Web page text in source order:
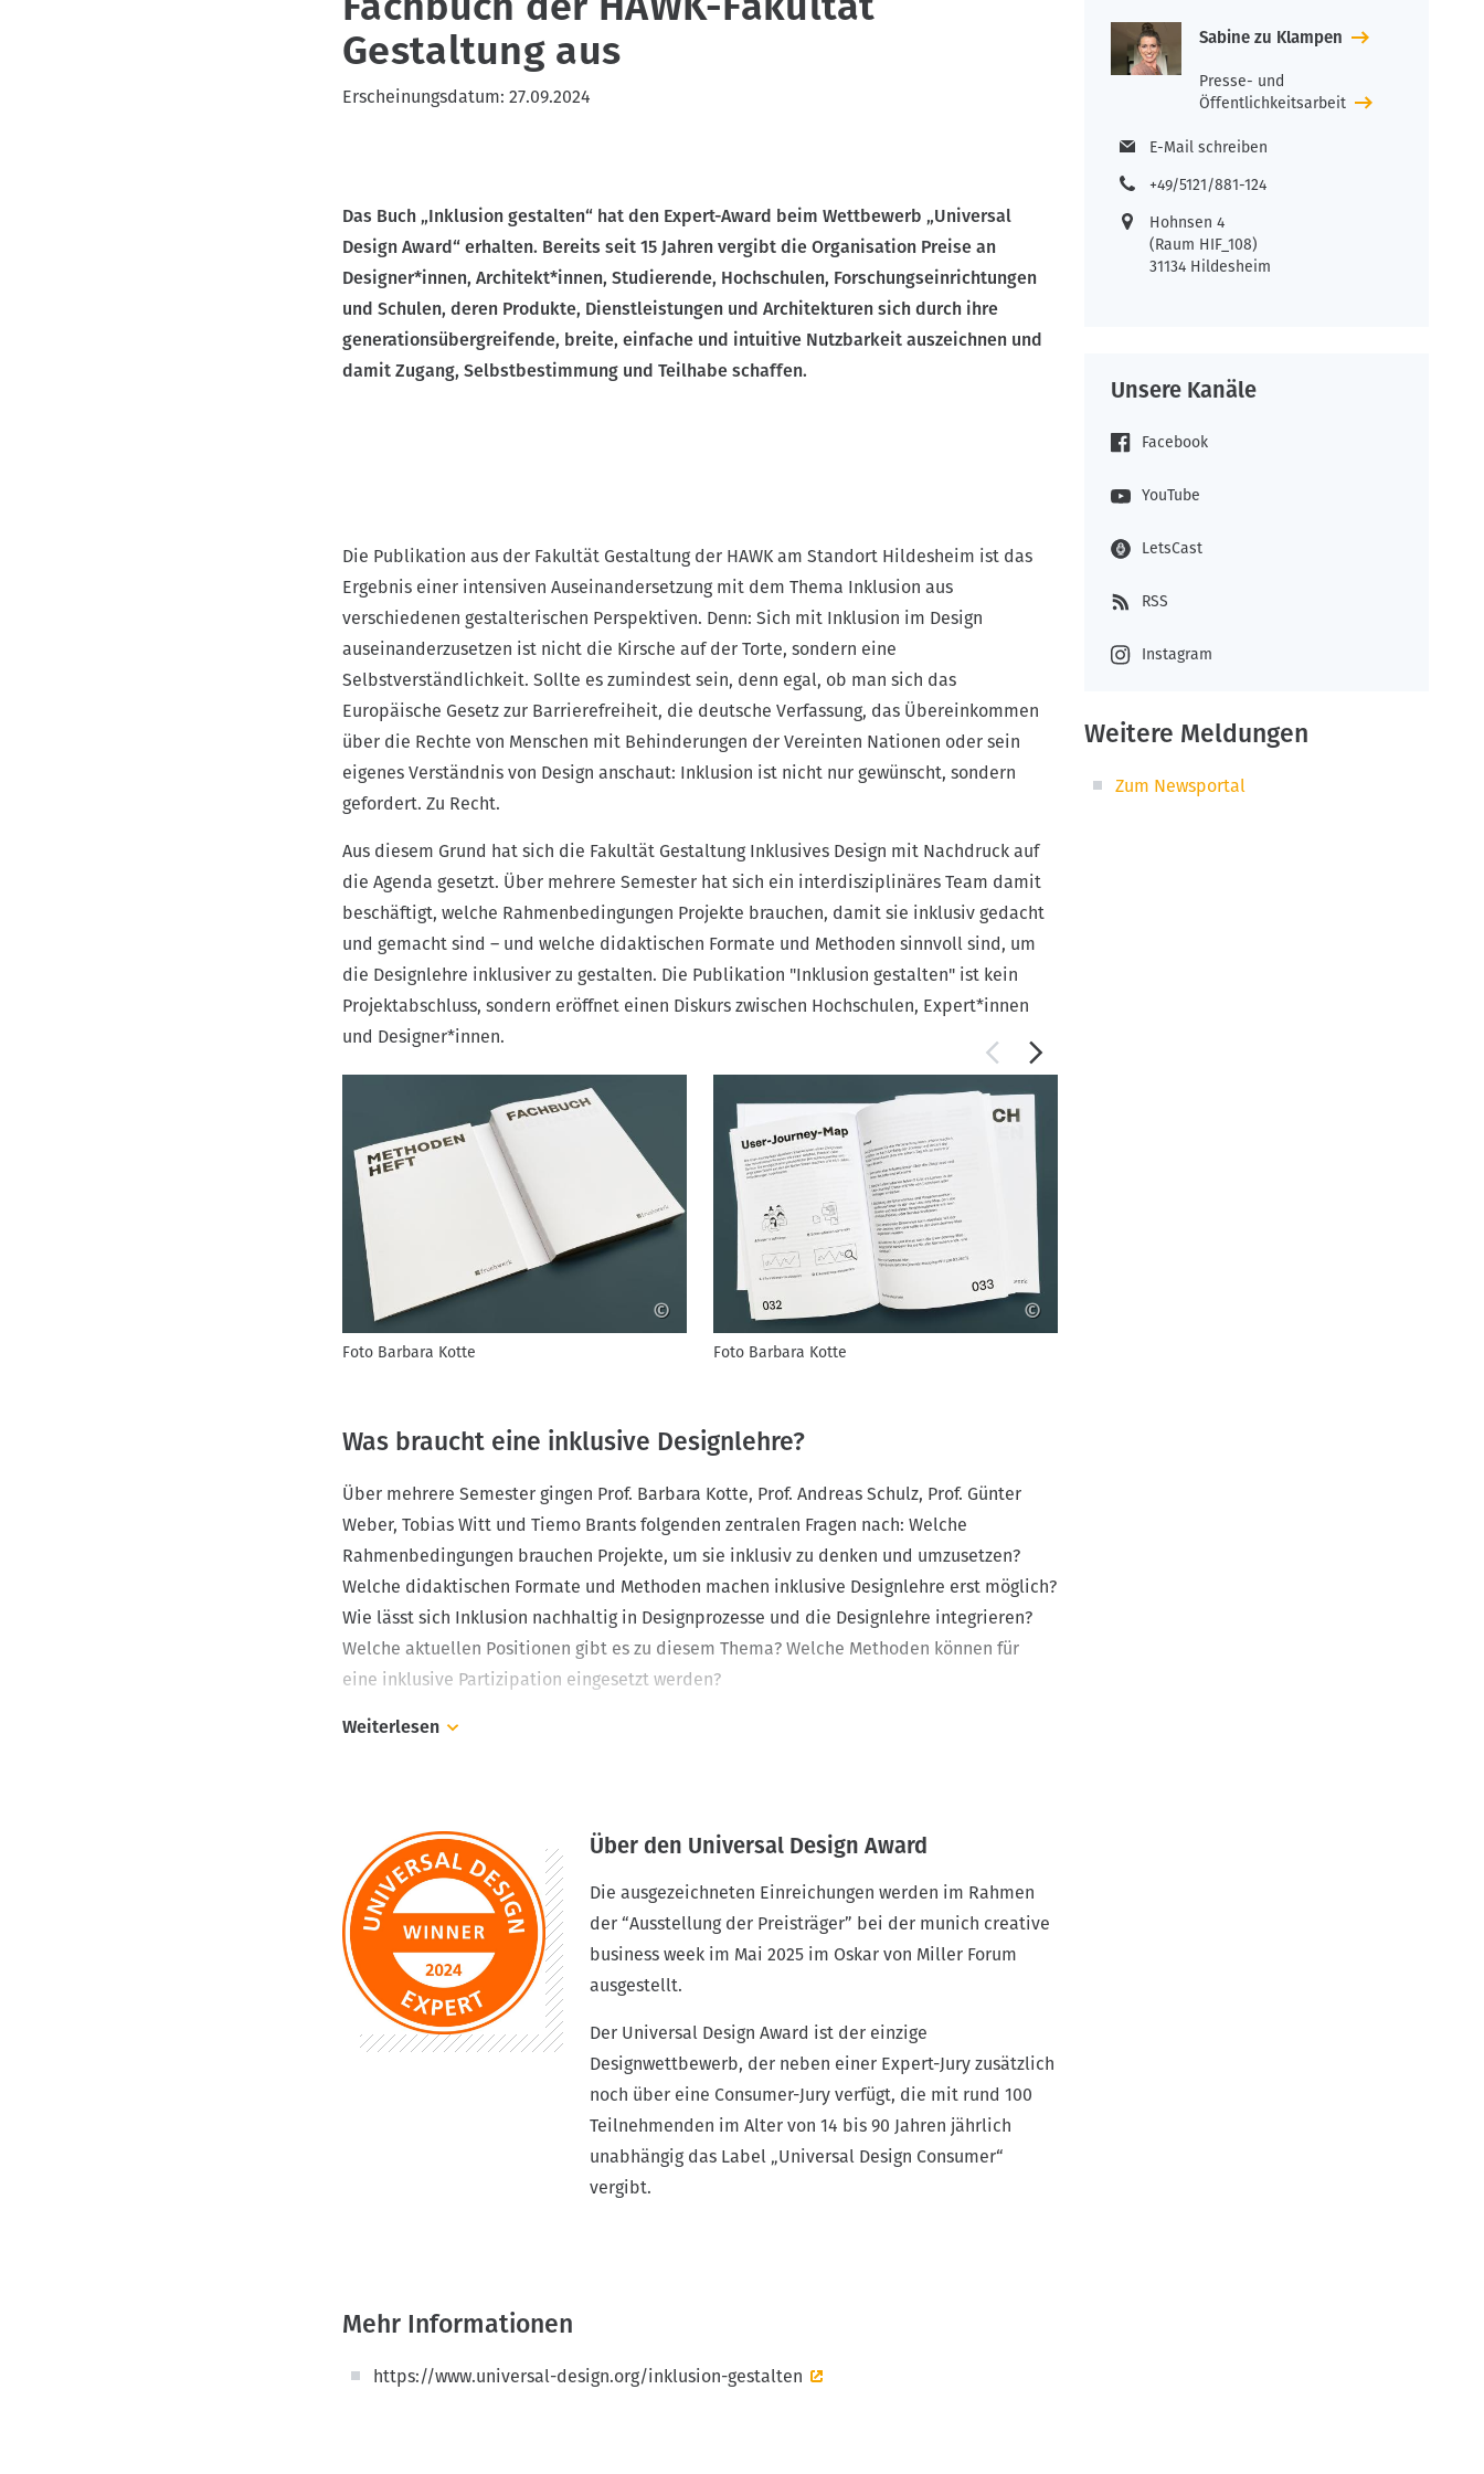
v
i
g
o
n
Gestaltung aus
Erscheinungsdatum: 27.09.2024
Das Buch „Inklusion gestalten“ hat den Expert-Award beim Wettbewerb „Universal
Design Award“ erhalten. Bereits seit 15 Jahren vergibt die Organisation Preise an
Designer*innen, Architekt*innen, Studierende, Hochschulen, Forschungseinrichtungen
und Schulen, deren Produkte, Dienstleistungen und Architekturen sich durch ihre
generationsübergreifende, breite, einfache und intuitive Nutzbarkeit auszeichnen und
damit Zugang, Selbstbestimmung und Teilhabe schaffen.
Die Publikation aus der Fakultät Gestaltung der HAWK am Standort Hildesheim ist das
Ergebnis einer intensiven Auseinandersetzung mit dem Thema Inklusion aus
verschiedenen gestalterischen Perspektiven. Denn: Sich mit Inklusion im Design
auseinanderzusetzen ist nicht die Kirsche auf der Torte, sondern eine
Selbstverständlichkeit. Sollte es zumindest sein, denn egal, ob man sich das
Europäische Gesetz zur Barrierefreiheit, die deutsche Verfassung, das Übereinkommen
über die Rechte von Menschen mit Behinderungen der Vereinten Nationen oder sein
eigenes Verständnis von Design anschaut: Inklusion ist nicht nur gewünscht, sondern
gefordert. Zu Recht.
Aus diesem Grund hat sich die Fakultät Gestaltung Inklusives Design mit Nachdruck auf
die Agenda gesetzt. Über mehrere Semester hat sich ein interdisziplinäres Team damit
beschäftigt, welche Rahmenbedingungen Projekte brauchen, damit sie inklusiv gedacht
und gemacht sind – und welche didaktischen Formate und Methoden sinnvoll sind, um
die Designlehre inklusiver zu gestalten. Die Publikation "Inklusion gestalten" ist kein
Projektabschluss, sondern eröffnet einen Diskurs zwischen Hochschulen, Expert*innen
und Designer*innen.
©
Foto Barbara Kotte
©
Foto Barbara Kotte
Was braucht eine inklusive Designlehre?
Über mehrere Semester gingen Prof. Barbara Kotte, Prof. Andreas Schulz, Prof. Günter
Weber, Tobias Witt und Tiemo Brants folgenden zentralen Fragen nach: Welche
Rahmenbedingungen brauchen Projekte, um sie inklusiv zu denken und umzusetzen?
Welche didaktischen Formate und Methoden machen inklusive Designlehre erst möglich?
Wie lässt sich Inklusion nachhaltig in Designprozesse und die Designlehre integrieren?
Welche aktuellen Positionen gibt es zu diesem Thema? Welche Methoden können für
eine inklusive Partizipation eingesetzt werden?
Sprache und inklusive Designlehre. Das dazugehörige Methodenbuch gibt darüber hinaus
Anregungen, wie ausgewählte Designmethoden so modifiziert werden können, dass sie
sich für einen partizipativen und inklusiven Designprozess eignen. Die Publikation ist im
HAWK-Projektlabor unter der Leitung von Dipl.-Des. Tatjana Rabe umgesetzt worden, im
Fruehwerk Verlag erschienen und steht zusätzlich digital für Screenreader bereit. Es
wurde gefördert vom Programm Innovation Plus des Niedersächsischen Ministeriums für
Wissenschaft und Kultur.
Mit Beiträgen von Florian Adler, Thomas Bade, Tom Bieling, Tiemo Brants, Ulrike
Dammann, Andrea Döring, Barbara Kotte, Christiane Maaß, Isabel Rink, Maria Scherlies
und Svenja Schulz, Andreas Schulz, Günter Weber, Tobias Witt und Peter Woltersdorf.
Weiterlesen
Über den Universal Design Award
Die ausgezeichneten Einreichungen werden im Rahmen
der “Ausstellung der Preisträger” bei der munich creative
business week im Mai 2025 im Oskar von Miller Forum
ausgestellt.
Der Universal Design Award ist der einzige
Designwettbewerb, der neben einer Expert-Jury zusätzlich
noch über eine Consumer-Jury verfügt, die mit rund 100
Teilnehmenden im Alter von 14 bis 90 Jahren jährlich
unabhängig das Label „Universal Design Consumer“
vergibt.
Mehr Informationen
https://www.universal-design.org/inklusion-gestalten
Sabine zu Klampen
Presse- und
Öffentlichkeitsarbeit
E-Mail schreiben
+49/5121/881-124
Hohnsen 4
(Raum HIF_108)
31134 Hildesheim
Unsere Kanäle
Facebook
YouTube
LetsCast
RSS
Instagram
Weitere Meldungen
Zum Newsportal